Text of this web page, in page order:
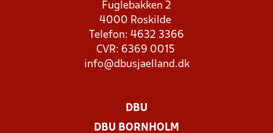
Fuglebakken 2
4000 Roskilde
Telefon: 4632 3366
CVR: 6369 0015
info@dbusjaelland.dk
DBU
DBU BORNHOLM